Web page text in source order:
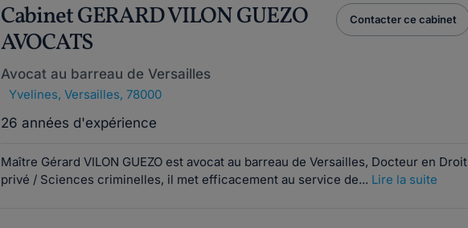
Cabinet GERARD VILON GUEZO
AVOCATS
Avocat au barreau de Versailles
Yvelines, Versailles, 78000
26 années d'expérience
Contacter ce cabinet
Maître Gérard VILON GUEZO est avocat au barreau de Versailles, Docteur en Droit
privé / Sciences criminelles, il met efficacement au service de... Lire la suite